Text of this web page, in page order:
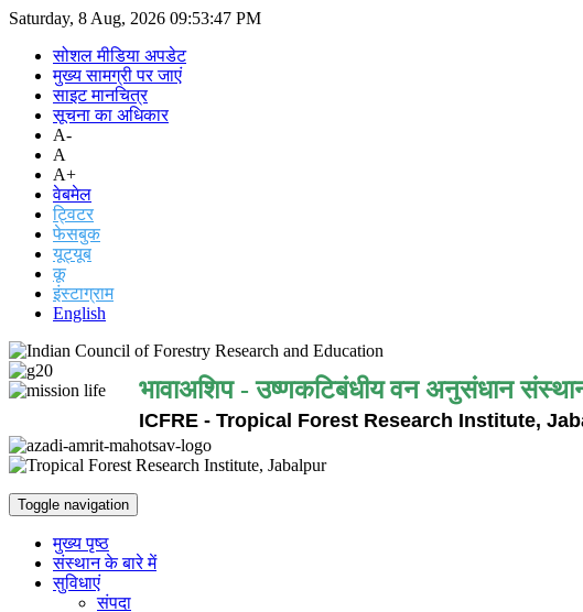
Saturday, 8 Aug, 2026 09:53:47 PM
सोशल मीडिया अपडेट
मुख्य सामग्री पर जाएं
साइट मानचित्र
सूचना का अधिकार
A-
A
A+
वेबमेल
ट्विटर
फेसबुक
यूट्यूब
कू
इंस्टाग्राम
English
भावाअशिप - उष्णकटिबंधीय वन अनुसंधान
ICFRE - Tropical Forest Research Institute,
Toggle navigation
मुख्य पृष्ठ
संस्थान के बारे में
सुविधाएं
संपदा